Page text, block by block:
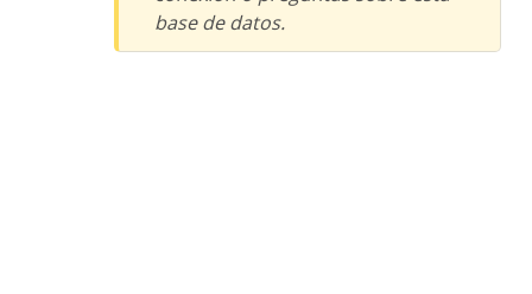
base de datos.